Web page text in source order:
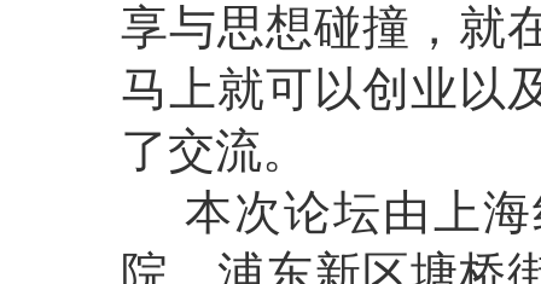
享与思想碰撞，就
马上就可以创业以
了交流。
本次论坛由上海